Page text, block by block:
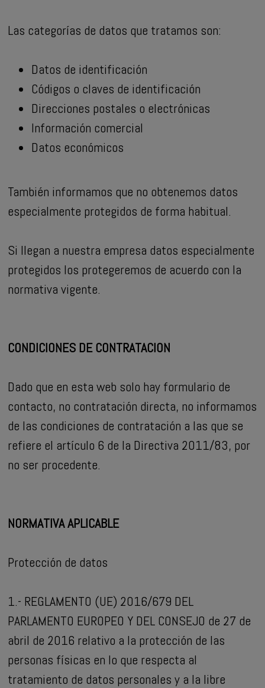
Las categorías de datos que tratamos son:
Datos de identificación
Códigos o claves de identificación
Direcciones postales o electrónicas
Información comercial
Datos económicos
También informamos que no obtenemos datos
especialmente protegidos de forma habitual.
Si llegan a nuestra empresa datos especialmente
protegidos los protegeremos de acuerdo con la
normativa vigente.
CONDICIONES DE CONTRATACION
Dado que en esta web solo hay formulario de
contacto, no contratación directa, no informamos
de las condiciones de contratación a las que se
refiere el artículo 6 de la Directiva 2011/83, por
no ser procedente.
NORMATIVA APLICABLE
Protección de datos
1.- REGLAMENTO (UE) 2016/679 DEL
PARLAMENTO EUROPEO Y DEL CONSEJO de 27 de
abril de 2016 relativo a la protección de las
personas físicas en lo que respecta al
tratamiento de datos personales y a la libre